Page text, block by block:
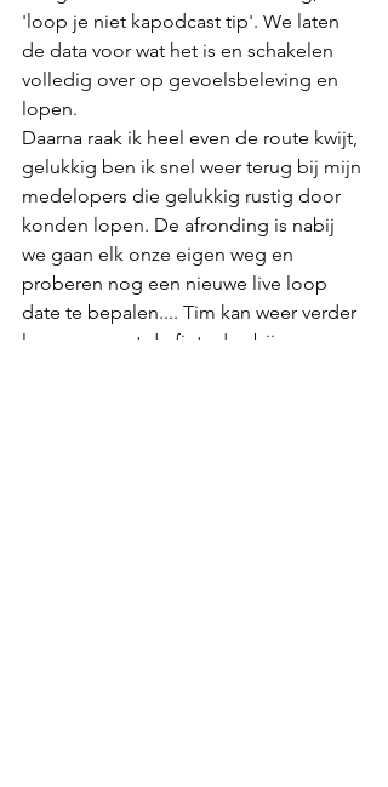
'loop je niet kapodcast tip'. We laten
de data voor wat het is en schakelen
volledig over op gevoelsbeleving en
lopen.
Daarna raak ik heel even de route kwijt,
gelukkig ben ik snel weer terug bij mijn
medelopers die gelukkig rustig door
konden lopen. De afronding is nabij
we gaan elk onze eigen weg en
proberen nog een nieuwe live loop
date te bepalen.... Tim kan weer verder
lopen en gaat de fiets daarbij